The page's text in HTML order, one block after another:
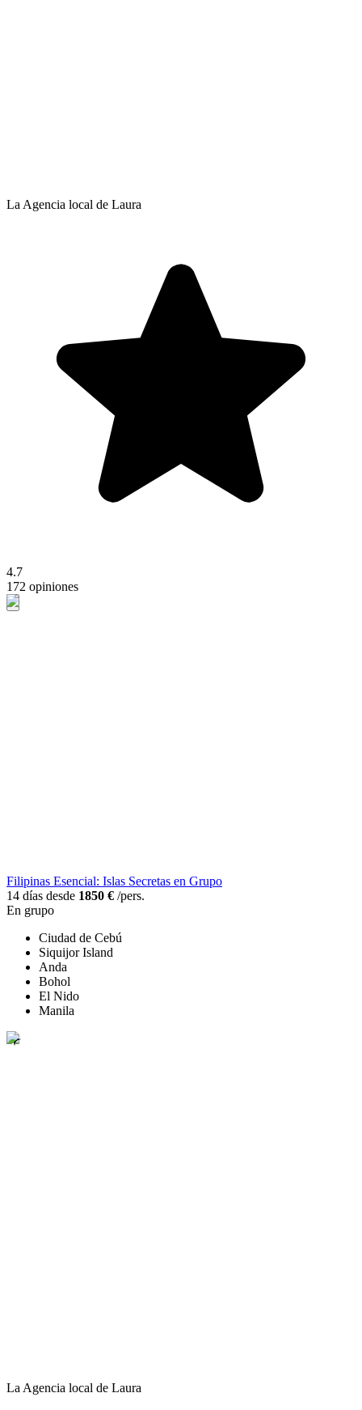
La Agencia local de Laura
4.7
172 opiniones
Filipinas Esencial: Islas Secretas en Grupo
14 días desde 1850 € /pers.
En grupo
Ciudad de Cebú
Siquijor Island
Anda
Bohol
El Nido
Manila
La Agencia local de Laura